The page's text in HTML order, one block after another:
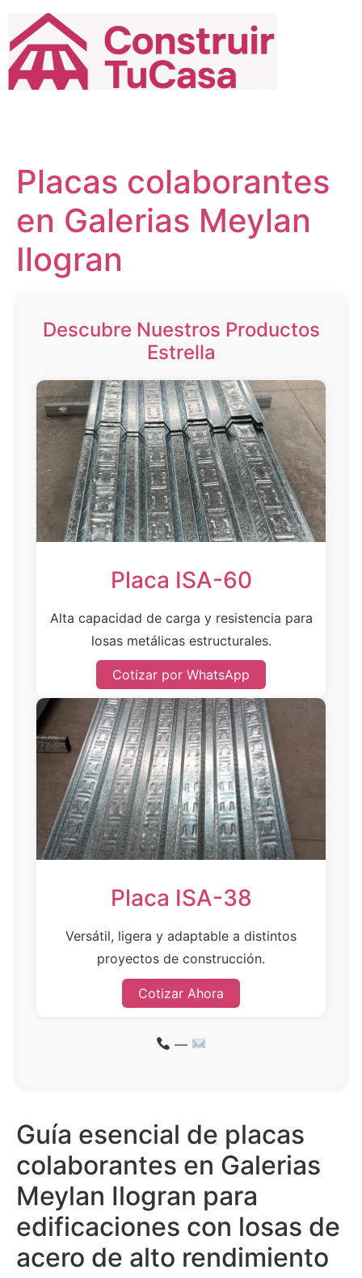
contenido
Placas colaborantes
en Galerias Meylan
Ilogran
Descubre Nuestros Productos
Estrella
Placa ISA-60
Alta capacidad de carga y resistencia para
losas metálicas estructurales.
Cotizar por WhatsApp
Placa ISA-38
Versátil, ligera y adaptable a distintos
proyectos de construcción.
Cotizar Ahora
—
Guía esencial de placas
colaborantes en Galerias
Meylan Ilogran para
edificaciones con losas de
acero de alto rendimiento